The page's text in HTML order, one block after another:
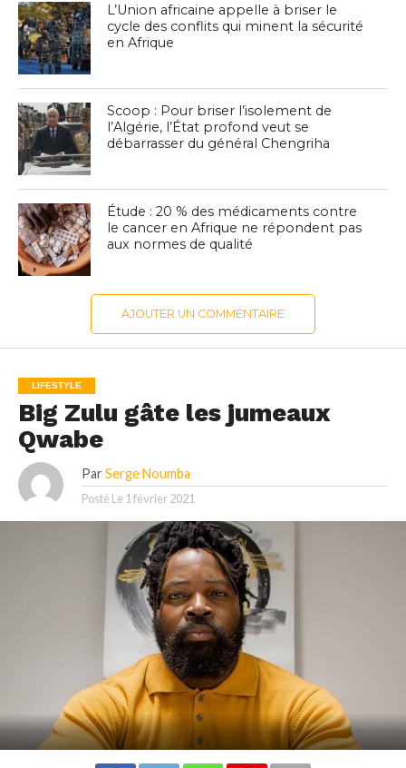
L’Union africaine appelle à briser le
cycle des conflits qui minent la sécurité
en Afrique
Scoop : Pour briser l’isolement de
l’Algérie, l’État profond veut se
débarrasser du général Chengriha
Étude : 20 % des médicaments contre
le cancer en Afrique ne répondent pas
aux normes de qualité
AJOUTER UN COMMENTAIRE
LIFESTYLE
Big Zulu gâte les jumeaux
Qwabe
Par Serge Noumba
Posté Le 1 février 2021